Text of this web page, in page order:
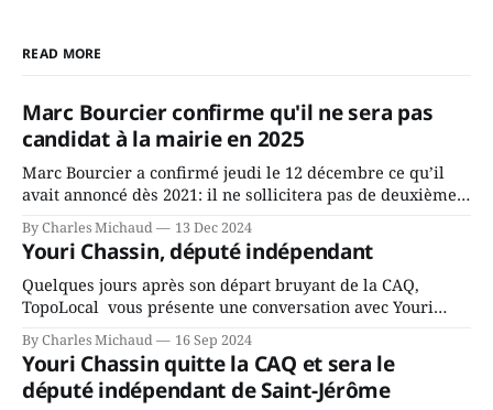
READ MORE
Marc Bourcier confirme qu'il ne sera pas
candidat à la mairie en 2025
Marc Bourcier a confirmé jeudi le 12 décembre ce qu’il
avait annoncé dès 2021: il ne sollicitera pas de deuxième
mandat à titre de maire de Saint-Jérôme. Bourcier en a
fait l’annonce en s’adressant aux employés de la ville,
rassemblés en soirée pour leur traditionnel souper
By Charles Michaud 13 Dec 2024
Youri Chassin, député indépendant
Quelques jours après son départ bruyant de la CAQ,
TopoLocal vous présente une conversation avec Youri
Chassin. Nous avons causé de sa décision. Y songeait-il
depuis longtemps? Sera-t-il candidat indépendant dans 2
ans? Joindrait-il un autre parti, par exemple les
conservateurs d’Éric Duhaime? Que lui
By Charles Michaud 16 Sep 2024
Youri Chassin quitte la CAQ et sera le
député indépendant de Saint-Jérôme